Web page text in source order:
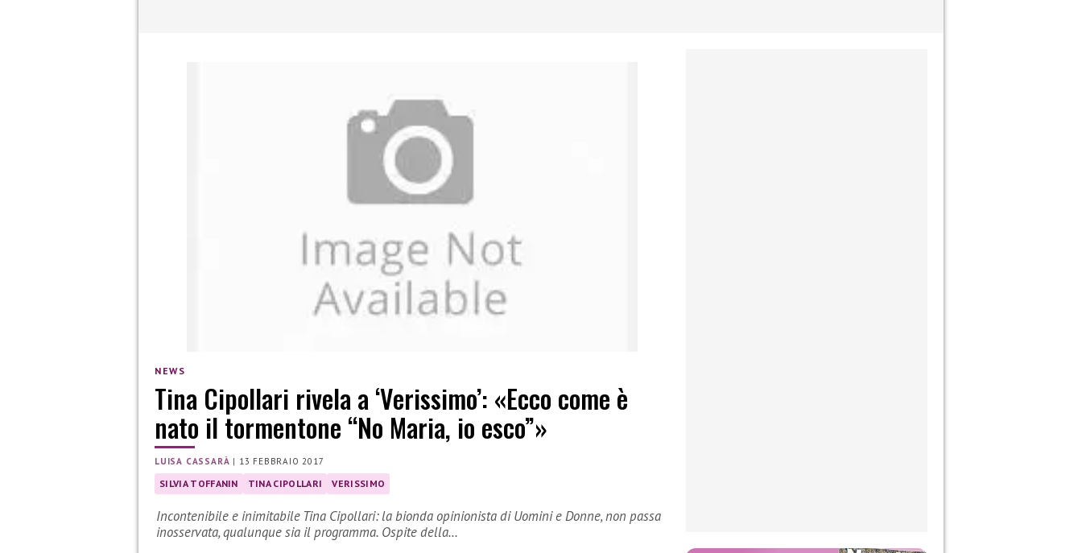
NEWS
Tina Cipollari rivela a ‘Verissimo’: «Ecco come è
nato il tormentone “No Maria, io esco”»
LUISA CASSARÀ | 13 FEBBRAIO 2017
SILVIA TOFFANIN TINA CIPOLLARI VERISSIMO
Incontenibile e inimitabile Tina Cipollari: la bionda opinionista di Uomini e Donne, non passa
inosservata, qualunque sia il programma. Ospite della…